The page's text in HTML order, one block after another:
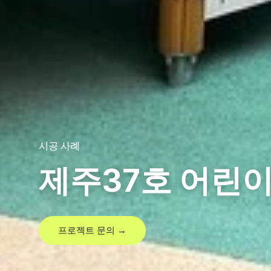
시공 사례
제주37호 어린
프로젝트 문의 →